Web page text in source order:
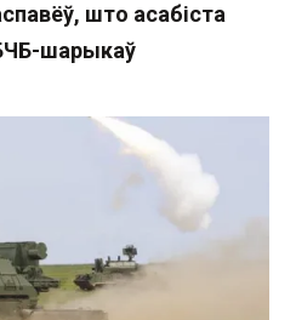
што асабіста
шарыкаў